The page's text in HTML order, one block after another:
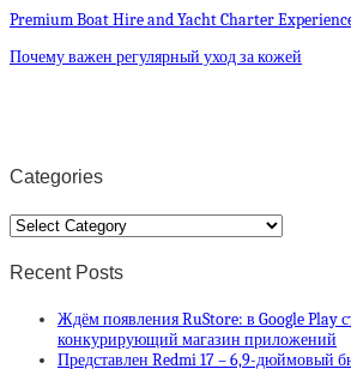
Premium Boat Hire and Yacht Charter
Почему важен регулярный уход за кожей
Categories
Categories
Recent Posts
Ждём появления RuStore: в Google Play
конкурирующий магазин приложений
Представлен Redmi 17 – 6,9-дюймовый